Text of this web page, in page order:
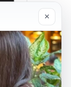
×